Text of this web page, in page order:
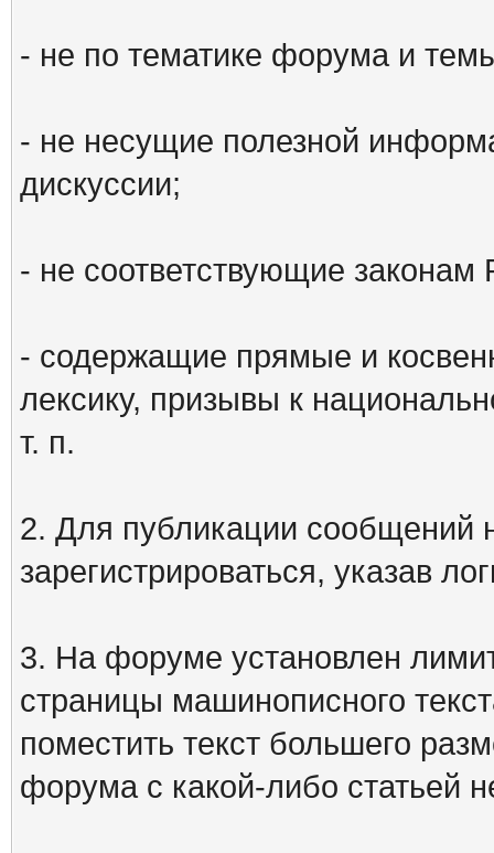
- не по тематике форума и
- не несущие полезной
дискуссии;
- не соответствующие законам
- содержащие прямые и
лексику, призывы к
т. п.
2. Для публикации сообщений
зарегистрироваться, указав
3. На форуме установлен
страницы машинописного
поместить текст большего
форума с какой-либо статьей